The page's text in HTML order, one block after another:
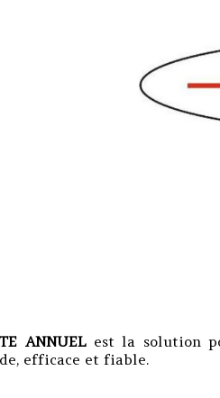
ANNUELest la solution
efficace et fiable.